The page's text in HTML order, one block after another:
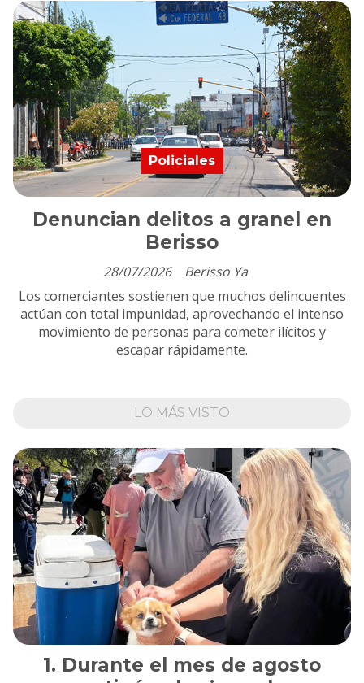
Denuncian delitos a granel en
Berisso
Berisso Ya
Policiales
28/07/2026
Los comerciantes sostienen que muchos delincuentes
actúan con total impunidad, aprovechando el intenso
movimiento de personas para cometer ilícitos y
escapar rápidamente.
LO MÁS VISTO
Durante el mes de agosto